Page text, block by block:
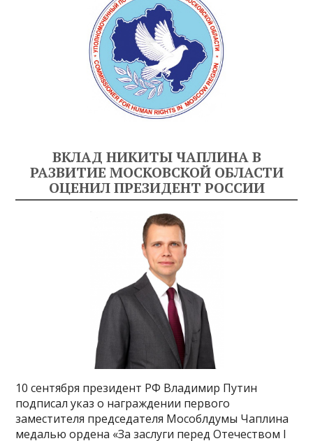
ВКЛАД НИКИТЫ ЧАПЛИНА В
РАЗВИТИЕ МОСКОВСКОЙ ОБЛАСТИ
ОЦЕНИЛ ПРЕЗИДЕНТ РОССИИ
10 сентября президент РФ Владимир Путин
подписал указ о награждении первого
заместителя председателя Мособлдумы Чаплина
медалью ордена «За заслуги перед Отечеством I